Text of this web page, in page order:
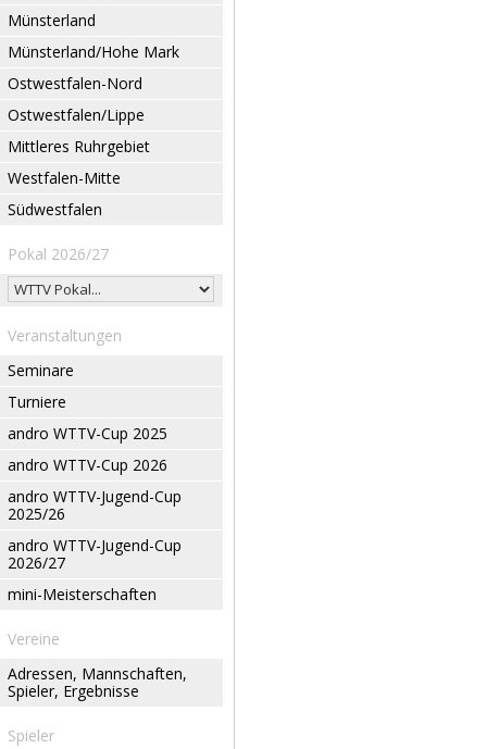
Münsterland
Münsterland/Hohe Mark
Ostwestfalen-Nord
Ostwestfalen/Lippe
Mittleres Ruhrgebiet
Westfalen-Mitte
Südwestfalen
Pokal 2026/27
Veranstaltungen
Seminare
Turniere
andro WTTV-Cup 2025
andro WTTV-Cup 2026
andro WTTV-Jugend-Cup
2025/26
andro WTTV-Jugend-Cup
2026/27
mini-Meisterschaften
Vereine
Adressen, Mannschaften,
Spieler, Ergebnisse
Spieler